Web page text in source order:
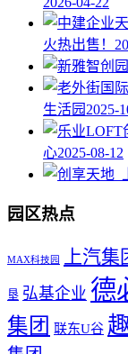
火热出售！
生活园 2025-
心2025-08-12
园区热点
MAX科技园 上汽集
垦 弘基企业 德
集团 联东U谷